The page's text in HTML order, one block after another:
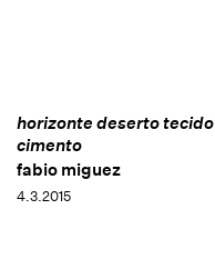
horizonte deserto tecido
cimento
fabio miguez
4.3.2015